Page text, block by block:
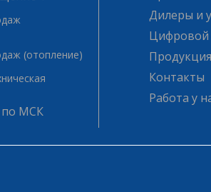
(отопление)
по МСК
Дилеры и
Цифровой
Продукция
Контакты
Работа у